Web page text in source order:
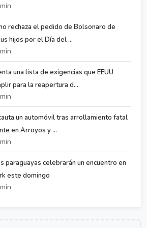
rechaza el pedido de Bolsonaro de
hijos por el Día del ...
una lista de exigencias que EEUU
para la reapertura d...
un automóvil tras arrollamiento fatal
en Arroyos y ...
paraguayas celebrarán un encuentro en
este domingo